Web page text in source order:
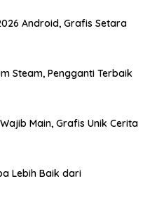
Android, Grafis Setara
Steam, Pengganti Terbaik
Main, Grafis Unik Cerita
Lebih Baik dari